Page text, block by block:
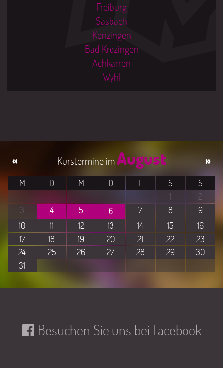
Freiburg
Sasbach
Kenzingen
Bad Krozingen
Achkarren
Wyhl
August
« »
M D M D F S
S
1
2
3
4 5 6 7 8
9
10
11 12 13 14 15
16
17
18 19 20 21 22
23
24
25 26 27 28 29
30
31
Besuchen Sie uns bei Facebook